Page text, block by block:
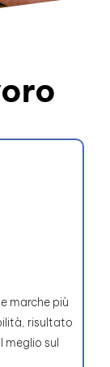
marche più
risultato
meglio sul